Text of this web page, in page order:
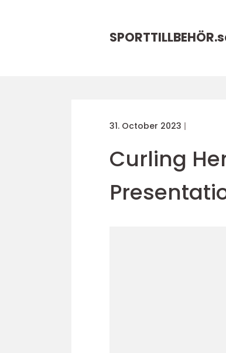
SPORTTILLBEHÖR.
31. October 2023
Curling